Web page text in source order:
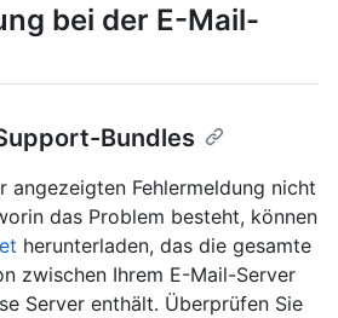
bei der E-Mail-
Bundles
angezeigten Fehlermeldung nicht
das Problem besteht, können
herunterladen, das die gesamte
zwischen Ihrem E-Mail-Server
Server enthält. Überprüfen Sie